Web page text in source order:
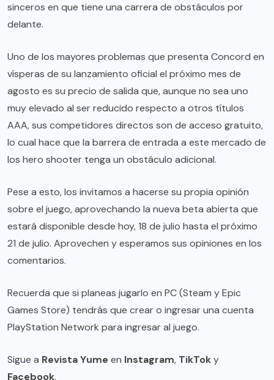
sinceros en que tiene una carrera de obstáculos por
delante.
Uno de los mayores problemas que presenta Concord en
vísperas de su lanzamiento oficial el próximo mes de
agosto es su precio de salida que, aunque no sea uno
muy elevado al ser reducido respecto a otros títulos
AAA, sus competidores directos son de acceso gratuito,
lo cual hace que la barrera de entrada a este mercado de
los hero shooter tenga un obstáculo adicional.
Pese a esto, los invitamos a hacerse su propia opinión
sobre el juego, aprovechando la nueva beta abierta que
estará disponible desde hoy, 18 de julio hasta el próximo
21 de julio. Aprovechen y esperamos sus opiniones en los
comentarios.
Recuerda que si planeas jugarlo en PC (Steam y Epic
Games Store) tendrás que crear o ingresar una cuenta
PlayStation Network para ingresar al juego.
Sigue a Revista Yume en Instagram, TikToky
Facebook.